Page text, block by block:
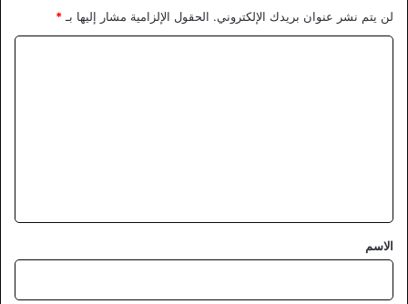
لن يتم نشر عنوان بريدك الإلكتروني. الحقول الإلزامية مشار إليها بـ *
*
الاسم